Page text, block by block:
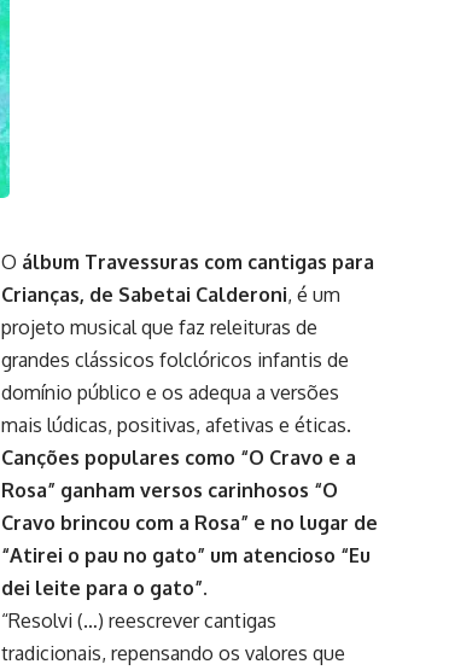
O álbum Travessuras com cantigas para
Crianças, de Sabetai Calderoni, é um
projeto musical que faz releituras de
grandes clássicos folclóricos infantis de
domínio público e os adequa a versões
mais lúdicas, positivas, afetivas e éticas.
Canções populares como “O Cravo e a
Rosa” ganham versos carinhosos “O
Cravo brincou com a Rosa” e no lugar de
“Atirei o pau no gato” um atencioso “Eu
dei leite para o gato”.
“Resolvi (…) reescrever cantigas
tradicionais, repensando os valores que